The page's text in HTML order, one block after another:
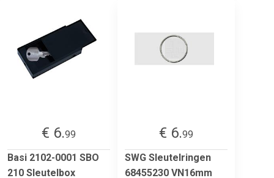
€ 6.99
Basi 2102-0001 SBO
210 Sleutelbox
€ 6.99
SWG Sleutelringen
68455230 VN16mm